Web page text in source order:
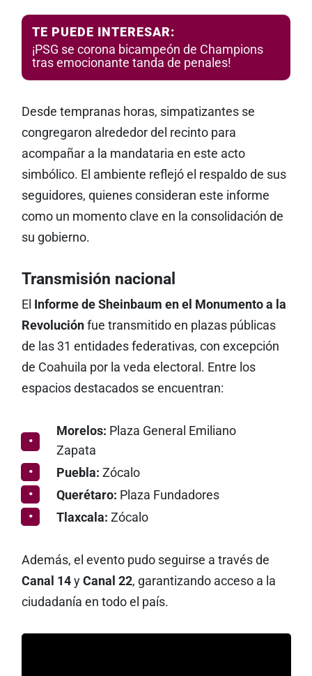
TE PUEDE INTERESAR:
¡PSG se corona bicampeón de Champions
tras emocionante tanda de penales!
Desde tempranas horas, simpatizantes se
congregaron alrededor del recinto para
acompañar a la mandataria en este acto
simbólico. El ambiente reflejó el respaldo de sus
seguidores, quienes consideran este informe
como un momento clave en la consolidación de
su gobierno.
Transmisión nacional
El
Informe de Sheinbaum en el Monumento a la
Revoluciónfue transmitido en plazas públicas
de las 31 entidades federativas, con excepción
de Coahuila por la veda electoral. Entre los
espacios destacados se encuentran:
Morelos: Plaza General Emiliano
Zapata
Puebla: Zócalo
Querétaro: Plaza Fundadores
Tlaxcala: Zócalo
Además, el evento pudo seguirse a través de
Canal 14y Canal 22, garantizando acceso a la
ciudadanía en todo el país.